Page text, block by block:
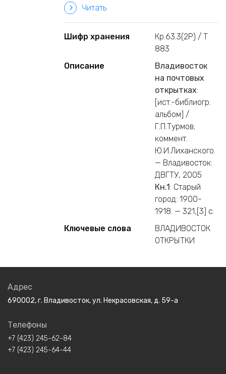
Читать
Шифр хранения
Кр.63.3(2Р) / Т
883
Описание
Владивосток
на почтовых
открытках:
[ист.-библиогр.
альбом] /
Г.П.Турмов;
коммент.
Ю.И.Лиханского.
— Владивосток:
ДВГТУ, 2005
Кн.1: Старый
город: 1900-
1918. — 321,[3] c.
Ключевые слова
ВЛАДИВОСТОК
ОТКРЫТКИ
Адрес
690002, г. Владивосток, ул. Некрасовская, д. 59-а
Телефоны
+7 (423) 245-62-84
+7 (423) 245-64-44